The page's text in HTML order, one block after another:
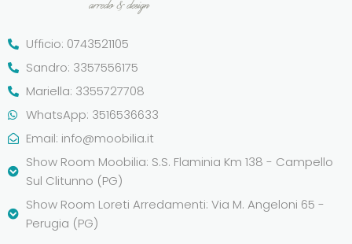
Ufficio: 0743521105
Sandro: 3357556175
Mariella: 3355727708
WhatsApp: 3516536633
Email: info@moobilia.it
Show Room Moobilia: S.S. Flaminia Km 138 - Campello
Sul Clitunno (PG)
Show Room Loreti Arredamenti: Via M. Angeloni 65 -
Perugia (PG)